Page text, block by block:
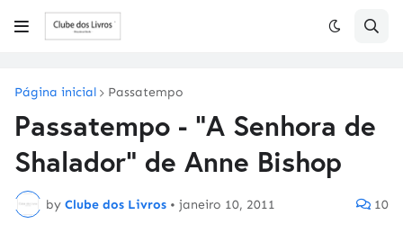
Página inicial Passatempo
Passatempo - "A Senhora de
Shalador" de Anne Bishop
by Clube dos Livros • janeiro 10, 2011 10